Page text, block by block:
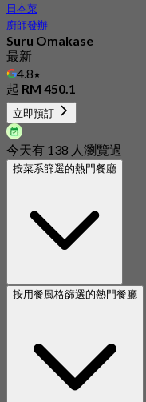
日本菜
廚師發辦
Suru Omakase
最新
4.8
起 RM 450.1
立即預訂
今天有 138 人瀏覽過
按菜系篩選的熱門餐廳
按用餐風格篩選的熱門餐廳